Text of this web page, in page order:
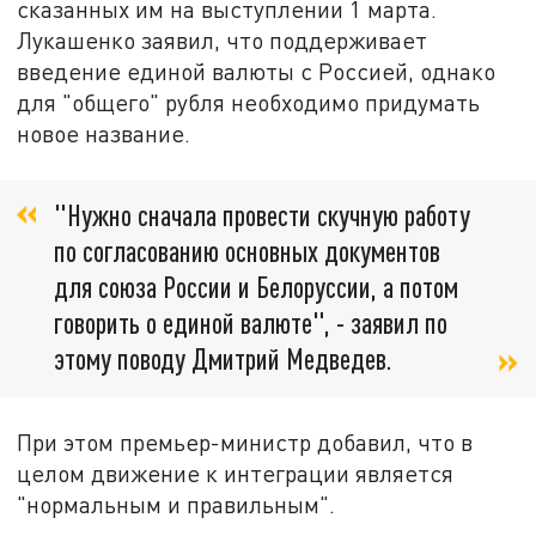
сказанных им на выступлении 1 марта.
Лукашенко заявил, что поддерживает
введение единой валюты с Россией, однако
для "общего" рубля необходимо придумать
новое название.
"Нужно сначала провести скучную работу
по согласованию основных документов
для союза России и Белоруссии, а потом
говорить о единой валюте", - заявил по
этому поводу Дмитрий Медведев.
При этом премьер-министр добавил, что в
целом движение к интеграции является
"нормальным и правильным".